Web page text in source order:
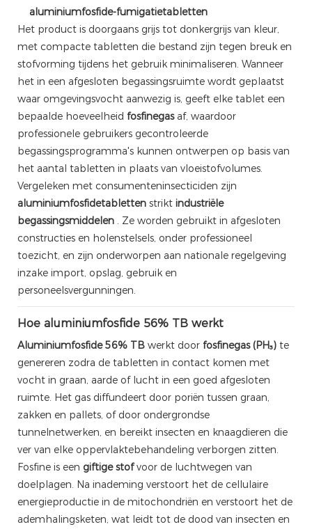
aluminiumfosfide-fumigatietabletten
Het product is doorgaans grijs tot donkergrijs van kleur,
met compacte tabletten die bestand zijn tegen breuk en
stofvorming tijdens het gebruik minimaliseren. Wanneer
het in een afgesloten begassingsruimte wordt geplaatst
waar omgevingsvocht aanwezig is, geeft elke tablet een
bepaalde hoeveelheid fosfinegasaf, waardoor
professionele gebruikers gecontroleerde
begassingsprogramma's kunnen ontwerpen op basis van
het aantal tabletten in plaats van vloeistofvolumes.
Vergeleken met consumenteninsecticiden zijn
aluminiumfosfidetabletten strikt industriële
begassingsmiddelen . Ze worden gebruikt in afgesloten
constructies en holenstelsels, onder professioneel
toezicht, en zijn onderworpen aan nationale regelgeving
inzake import, opslag, gebruik en
personeelsvergunningen.
Hoe aluminiumfosfide 56% TB werkt
Aluminiumfosfide 56% TB werkt door fosfinegas (PH₃) te
genereren zodra de tabletten in contact komen met
vocht in graan, aarde of lucht in een goed afgesloten
ruimte. Het gas diffundeert door poriën tussen graan,
zakken en pallets, of door ondergrondse
tunnelnetwerken, en bereikt insecten en knaagdieren die
ver van elke oppervlaktebehandeling verborgen zitten.
Fosfine is een giftige stofvoor de luchtwegen van
doelplagen. Na inademing verstoort het de cellulaire
energieproductie in de mitochondriën en verstoort het de
ademhalingsketen, wat leidt tot de dood van insecten en